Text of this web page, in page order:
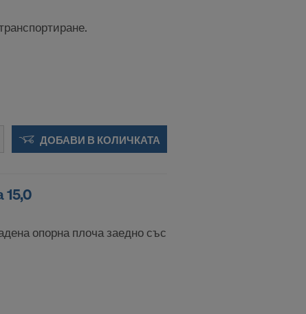
ДОБАВИ В КОЛИЧКАТА
15,0
опорна плоча заедно със